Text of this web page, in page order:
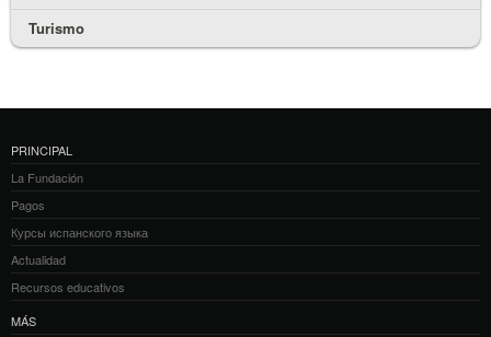
Turismo
PRINCIPAL
La Fundación
Pagos
Курсы испанского языка
Actualidad
Recursos educativos
MÁS